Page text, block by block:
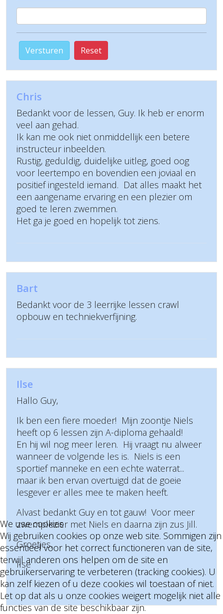
Versturen Reset
Chris
Bedankt voor de lessen, Guy. Ik heb er enorm
veel aan gehad.
Ik kan me ook niet onmiddellijk een betere
instructeur inbeelden.
Rustig, geduldig, duidelijke uitleg, goed oog
voor leertempo en bovendien een joviaal en
positief ingesteld iemand. Dat alles maakt het
een aangename ervaring en een plezier om
goed te leren zwemmen.
Het ga je goed en hopelijk tot ziens.
Bart
Bedankt voor de 3 leerrijke lessen crawl
opbouw en techniekverfijning.
Ilse
Hallo Guy,
Ik ben een fiere moeder! Mijn zoontje Niels
heeft op 6 lessen zijn A-diploma gehaald!
En hij wil nog meer leren. Hij vraagt nu alweer
wanneer de volgende les is. Niels is een
sportief manneke en een echte waterrat...
maar ik ben ervan overtuigd dat de goeie
lesgever er alles mee te maken heeft.
Alvast bedankt Guy en tot gauw! Voor meer
zwemplezier met Niels en daarna zijn zus Jill.
Groetjes,
Ilse
We use cookies
Wij gebruiken cookies op onze web site. Sommigen zijn
essentieel voor het correct functioneren van de site,
terwijl anderen ons helpen om de site en
gebruikerservaring te verbeteren (tracking cookies). U
kan zelf kiezen of u deze cookies wil toestaan of niet.
Let op dat als u onze cookies weigert mogelijk niet alle
functies van de site beschikbaar zijn.